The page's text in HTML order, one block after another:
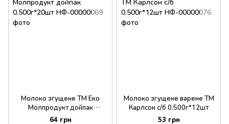
Молоко згущене ТМ Еко
Молпродукт дойпак
0.500г*20шт
64 грн
Молоко згущене варене ТМ
Карлсон с/б 0.500г*12шт
53 грн